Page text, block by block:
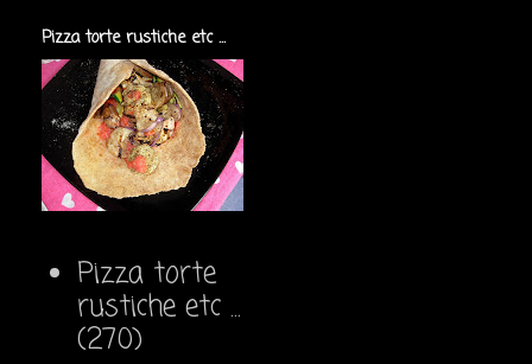
Pizza torte rustiche etc ...
Pizza torte
rustiche etc ...
(270)